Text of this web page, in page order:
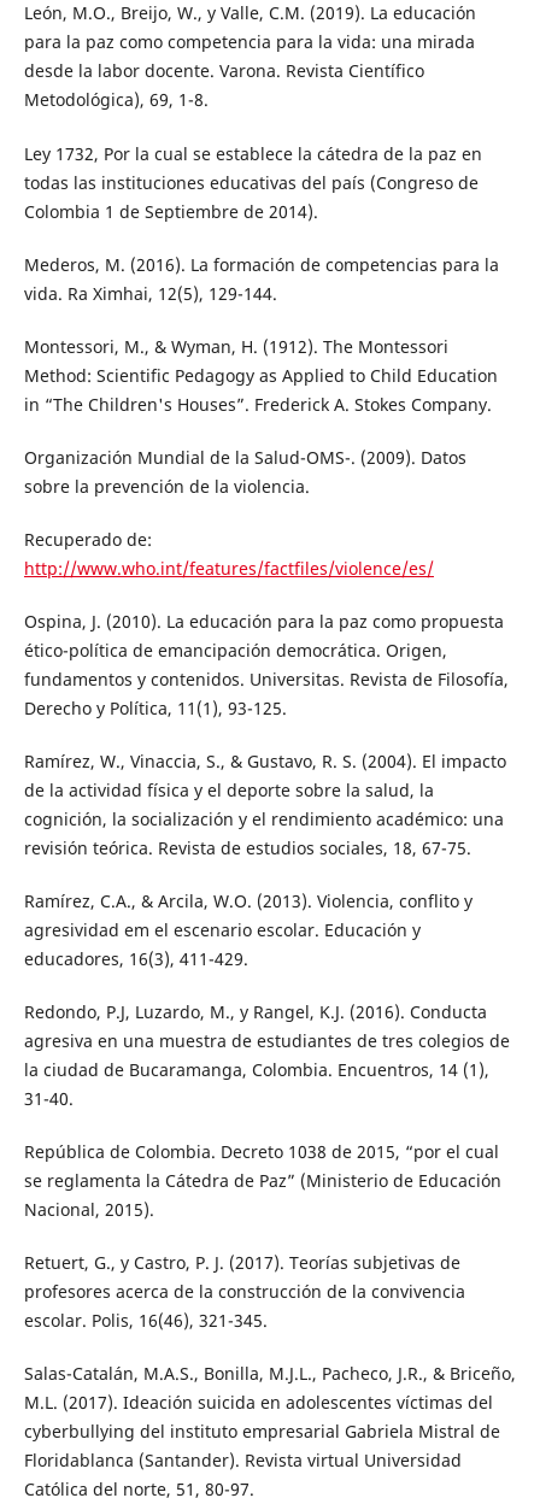
León, M.O., Breijo, W., y Valle, C.M. (2019). La educación
para la paz como competencia para la vida: una mirada
desde la labor docente. Varona. Revista Científico
Metodológica), 69, 1-8.
Ley 1732, Por la cual se establece la cátedra de la paz en
todas las instituciones educativas del país (Congreso de
Colombia 1 de Septiembre de 2014).
Mederos, M. (2016). La formación de competencias para la
vida. Ra Ximhai, 12(5), 129-144.
Montessori, M., & Wyman, H. (1912). The Montessori
Method: Scientific Pedagogy as Applied to Child Education
in “The Children's Houses”. Frederick A. Stokes Company.
Organización Mundial de la Salud-OMS-. (2009). Datos
sobre la prevención de la violencia.
Recuperado de:
http://www.who.int/features/factfiles/violence/es/
Ospina, J. (2010). La educación para la paz como propuesta
ético-política de emancipación democrática. Origen,
fundamentos y contenidos. Universitas. Revista de Filosofía,
Derecho y Política, 11(1), 93-125.
Ramírez, W., Vinaccia, S., & Gustavo, R. S. (2004). El impacto
de la actividad física y el deporte sobre la salud, la
cognición, la socialización y el rendimiento académico: una
revisión teórica. Revista de estudios sociales, 18, 67-75.
Ramírez, C.A., & Arcila, W.O. (2013). Violencia, conflito y
agresividad em el escenario escolar. Educación y
educadores, 16(3), 411-429.
Redondo, P.J, Luzardo, M., y Rangel, K.J. (2016). Conducta
agresiva en una muestra de estudiantes de tres colegios de
la ciudad de Bucaramanga, Colombia. Encuentros, 14 (1),
31-40.
República de Colombia. Decreto 1038 de 2015, “por el cual
se reglamenta la Cátedra de Paz” (Ministerio de Educación
Nacional, 2015).
Retuert, G., y Castro, P. J. (2017). Teorías subjetivas de
profesores acerca de la construcción de la convivencia
escolar. Polis, 16(46), 321-345.
Salas-Catalán, M.A.S., Bonilla, M.J.L., Pacheco, J.R., & Briceño,
M.L. (2017). Ideación suicida en adolescentes víctimas del
cyberbullying del instituto empresarial Gabriela Mistral de
Floridablanca (Santander). Revista virtual Universidad
Católica del norte, 51, 80-97.